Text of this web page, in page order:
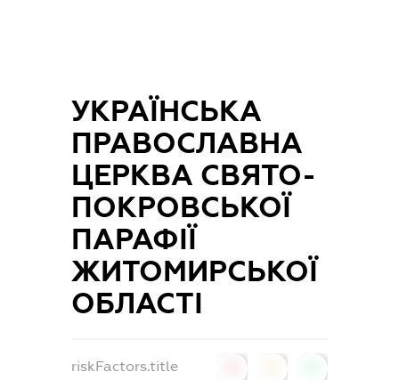
УКРАЇНСЬКА
ПРАВОСЛАВНА
ЦЕРКВА СВЯТО-
ПОКРОВСЬКОЇ
ПАРАФІЇ
ЖИТОМИРСЬКОЇ
ОБЛАСТІ
riskFactors.title